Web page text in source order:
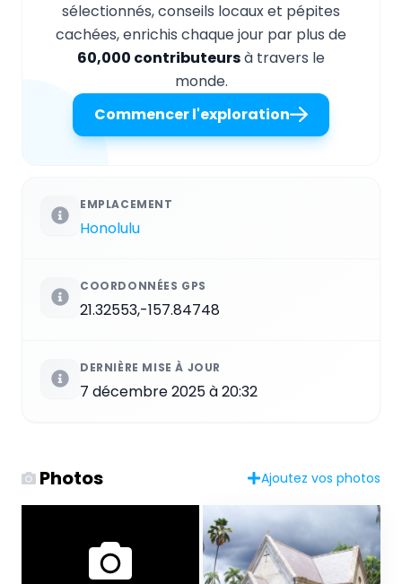
sélectionnés, conseils locaux et pépites
cachées, enrichis chaque jour par plus de
60,000 contributeursà travers le
monde.
Commencer l'exploration
EMPLACEMENT
Honolulu
COORDONNÉES GPS
21.32553,-157.84748
DERNIÈRE MISE À JOUR
7 décembre 2025 à 20:32
Photos Ajoutez vos photos